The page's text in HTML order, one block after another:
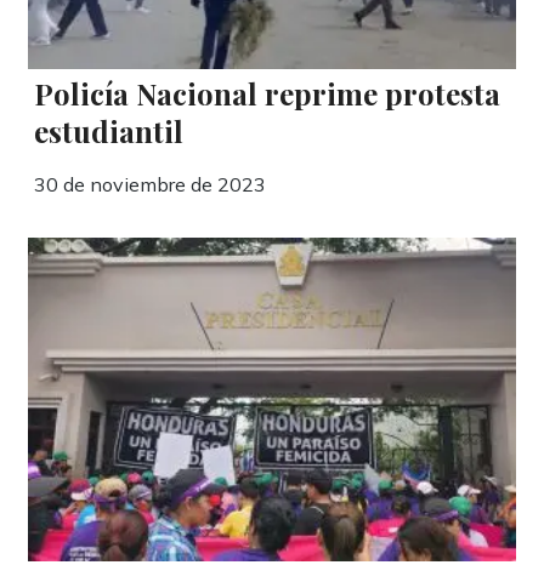
Policía Nacional reprime protesta
estudiantil
30 de noviembre de 2023